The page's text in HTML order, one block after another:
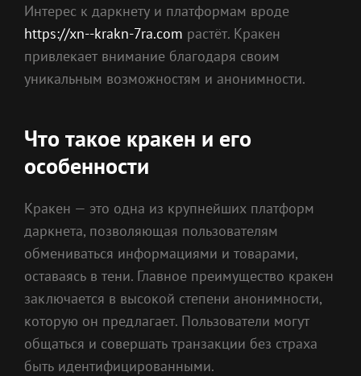
Интерес к даркнету и платформам вроде
https://xn--krakn-7ra.com растёт. Кракен
привлекает внимание благодаря своим
уникальным возможностям и анонимности.
Что такое кракен и его
особенности
Кракен — это одна из крупнейших платформ
даркнета, позволяющая пользователям
обмениваться информациями и товарами,
оставаясь в тени. Главное преимущество кракен
заключается в высокой степени анонимности,
которую он предлагает. Пользователи могут
общаться и совершать транзакции без страха
быть идентифицированными.